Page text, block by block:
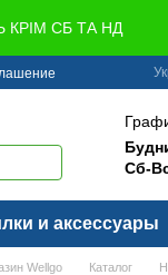
СБ ТА НД
Сб-
и аксессуары
Wellgo Каталог